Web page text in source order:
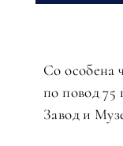
Со особена
по повод
Завод и